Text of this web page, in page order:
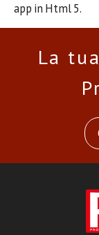
app in Html 5.
La